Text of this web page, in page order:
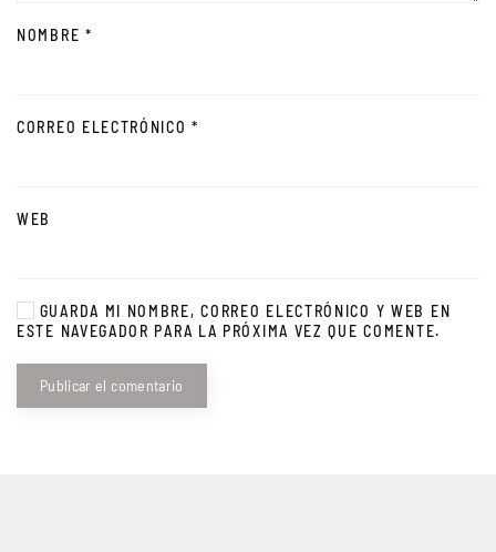
NOMBRE *
CORREO ELECTRÓNICO*
WEB
GUARDA MI NOMBRE, CORREO ELECTRÓNICO Y WEB EN
ESTE NAVEGADOR PARA LA PRÓXIMA VEZ QUE COMENTE.
Publicar el comentario